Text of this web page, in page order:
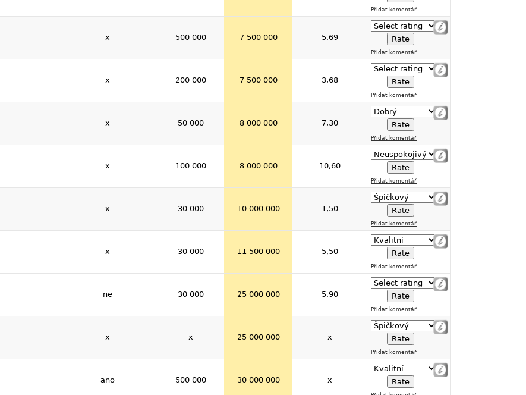
Přidat komentář
x 500 000 7 500 000 5,69
Přidat komentář
x 200 000 7 500 000 3,68
Přidat komentář
x 50 000 8 000 000 7,30
Přidat komentář
x 100 000 8 000 000 10,60
Přidat komentář
x 30 000 10 000 000 1,50
Přidat komentář
x 30 000 11 500 000 5,50
Přidat komentář
ne 30 000 25 000 000 5,90
Přidat komentář
x x 25 000 000 x
Přidat komentář
ano 500 000 30 000 000 x